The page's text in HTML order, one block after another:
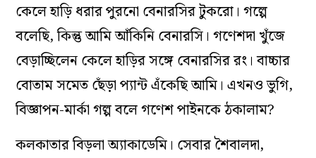
কেলে হাড়ি ধরার পুরনো বেনারসির টুকরো। গল্পে
বলেছি, কিন্তু আমি আঁকিনি বেনারসি। গণেশদা খুঁজে
বেড়াচ্ছিলেন কেলে হাড়ির সঙ্গে বেনারসির রং। বাচ্চার
বোতাম সমেত ছেঁড়া প্যান্ট এঁকেছি আমি। এখনও ভুগি,
বিজ্ঞাপন-মার্কা গল্প বলে গণেশ পাইনকে ঠকালাম?
কলকাতার বিড়লা অ্যাকাডেমি। সেবার শৈবালদা,